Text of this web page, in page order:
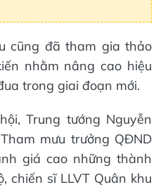
cũng đã tham gia thảo
nhằm nâng cao hiệu
trong giai đoạn mới.
Trung tướng Nguyễn
mưu trưởng QĐND
giá cao những thành
chiến sĩ LLVT Quân khu